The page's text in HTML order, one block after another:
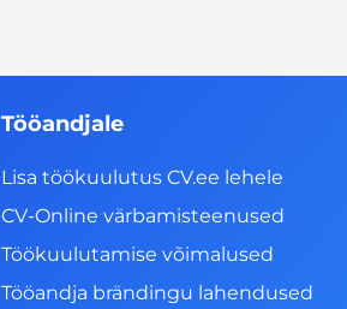
Tööandjale
Lisa töökuulutus CV.ee lehele
CV-Online värbamisteenused
Töökuulutamise võimalused
Tööandja brändingu lahendused